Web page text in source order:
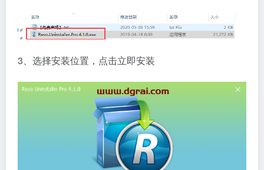
3、选择安装位置，点击立即安装